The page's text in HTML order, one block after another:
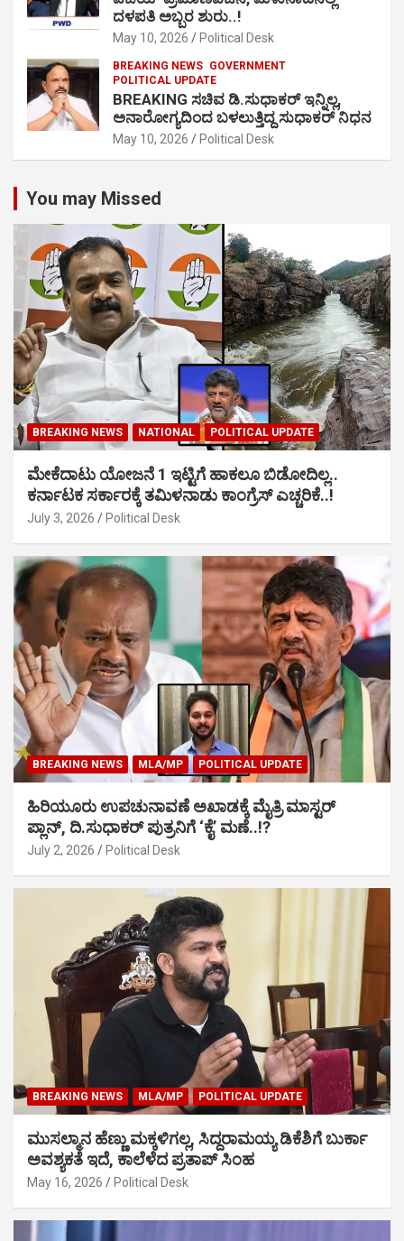
ದಳಪತಿ ಅಬ್ಬರ ಶುರು..!
May 10, 2026 Political Desk
BREAKING NEWS GOVERNMENT
POLITICAL UPDATE
BREAKING ಸಚಿವ ಡಿ.ಸುಧಾಕರ್ ಇನ್ನಿಲ್ಲ,
ಅನಾರೋಗ್ಯದಿಂದ ಬಳಲುತ್ತಿದ್ದ ಸುಧಾಕರ್ ನಿಧನ
May 10, 2026 Political Desk
You may Missed
BREAKING NEWS NATIONAL POLITICAL UPDATE
ಮೇಕೆದಾಟು ಯೋಜನೆ 1 ಇಟ್ಟಿಗೆ ಹಾಕಲೂ ಬಿಡೋದಿಲ್ಲ..
ಕರ್ನಾಟಕ ಸರ್ಕಾರಕ್ಕೆ ತಮಿಳನಾಡು ಕಾಂಗ್ರೆಸ್ ಎಚ್ಚರಿಕೆ..!
July 3, 2026 Political Desk
BREAKING NEWS MLA/MP POLITICAL UPDATE
ಹಿರಿಯೂರು ಉಪಚುನಾವಣೆ ಅಖಾಡಕ್ಕೆ ಮೈತ್ರಿ ಮಾಸ್ಟರ್
ಪ್ಲಾನ್, ದಿ.ಸುಧಾಕರ್ ಪುತ್ರನಿಗೆ ‘ಕೈ’ ಮಣೆ..!?
July 2, 2026 Political Desk
BREAKING NEWS MLA/MP POLITICAL UPDATE
ಮುಸಲ್ಮಾನ ಹೆಣ್ಣು ಮಕ್ಕಳಿಗಲ್ಲ, ಸಿದ್ದರಾಮಯ್ಯ ಡಿಕೆಶಿಗೆ ಬುರ್ಕಾ
ಅವಶ್ಯಕತೆ ಇದೆ, ಕಾಲೆಳೆದ ಪ್ರತಾಪ್ ಸಿಂಹ
May 16, 2026 Political Desk